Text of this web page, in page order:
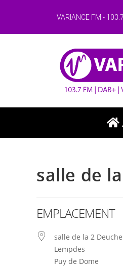
VARIANCE FM -
salle de
EMPLACEMENT
salle de la 2 Deuche
Lempdes
Puy de Dome